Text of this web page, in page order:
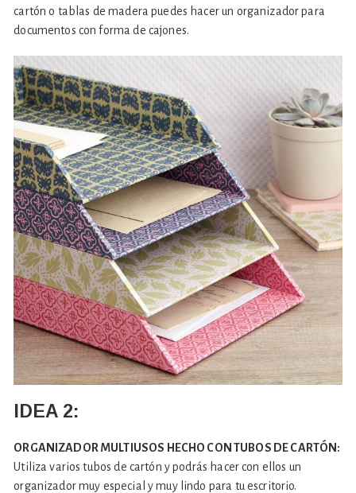
cartón o tablas de madera puedes hacer un organizador para
documentos con forma de cajones.
IDEA 2:
ORGANIZADOR MULTIUSOS HECHO CON TUBOS DE CARTÓN:
Utiliza varios tubos de cartón y podrás hacer con ellos un
organizador muy especial y muy lindo para tu escritorio.